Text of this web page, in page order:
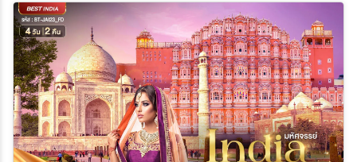
โซน
ประเทศ
เมือง